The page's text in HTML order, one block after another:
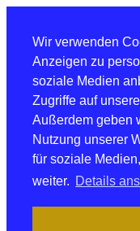
Wir verwenden
Anzeigen zu
soziale Medien
Zugriffe auf
Außerdem geben
Nutzung unserer
für soziale
weiter. Details